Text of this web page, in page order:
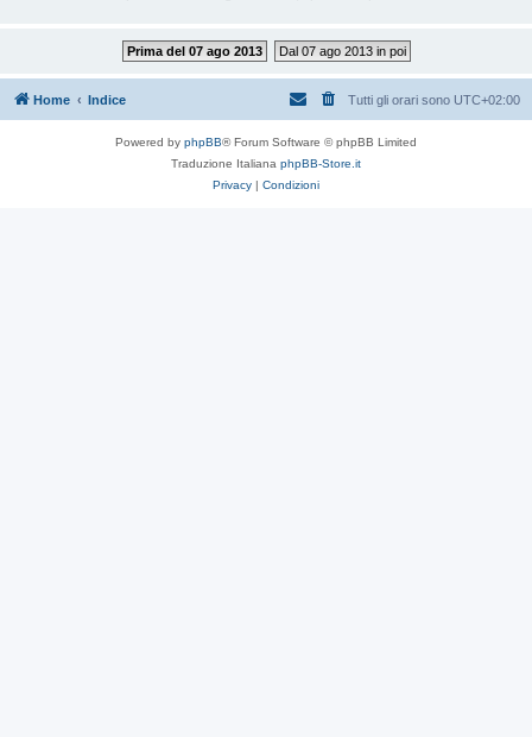
Prima del 07 ago 2013 Dal 07 ago 2013 in poi
Home Indice Tutti gli orari sono UTC+02:00
Powered by phpBB® Forum Software © phpBB Limited
Traduzione Italiana phpBB-Store.it
Privacy | Condizioni